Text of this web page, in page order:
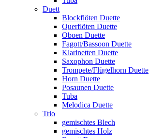
Duett
Blockflöten Duette
Querflöten Duette
Oboen Duette
Fagott/Bassoon Duette
Klarinetten Duette
Saxophon Duette
Trompete/Flügelhorn Duette
Horn Duette
Posaunen Duette
Tuba
Melodica Duette
Trio
gemischtes Blech
gemischtes Holz